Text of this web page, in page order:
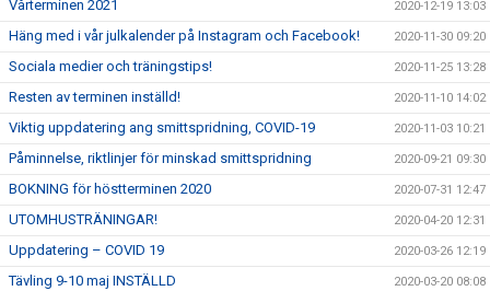
Vårterminen 2021 2020-12-19 13:03
Häng med i vår julkalender på Instagram och Facebook! 2020-11-30 09:20
Sociala medier och träningstips! 2020-11-25 13:28
Resten av terminen inställd! 2020-11-10 14:02
Viktig uppdatering ang smittspridning, COVID-19 2020-11-03 10:21
Påminnelse, riktlinjer för minskad smittspridning 2020-09-21 09:30
BOKNING för höstterminen 2020 2020-07-31 12:47
UTOMHUSTRÄNINGAR! 2020-04-20 12:31
Uppdatering – COVID 19 2020-03-26 12:19
Tävling 9-10 maj INSTÄLLD 2020-03-20 08:08